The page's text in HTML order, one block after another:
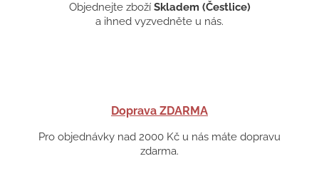
Objednejte zboží Skladem (Čestlice)
a ihned vyzvedněte u nás.
Doprava ZDARMA
Pro objednávky nad 2000 Kč u nás máte dopravu
zdarma.